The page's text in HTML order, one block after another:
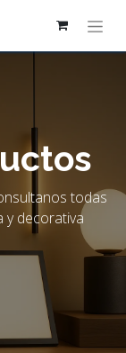
todas
y decorativa